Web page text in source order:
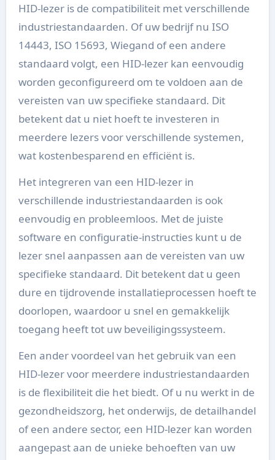
HID-lezer is de compatibiliteit met verschillende
industriestandaarden. Of uw bedrijf nu ISO
14443, ISO 15693, Wiegand of een andere
standaard volgt, een HID-lezer kan eenvoudig
worden geconfigureerd om te voldoen aan de
vereisten van uw specifieke standaard. Dit
betekent dat u niet hoeft te investeren in
meerdere lezers voor verschillende systemen,
wat kostenbesparend en efficiënt is.
Het integreren van een HID-lezer in
verschillende industriestandaarden is ook
eenvoudig en probleemloos. Met de juiste
software en configuratie-instructies kunt u de
lezer snel aanpassen aan de vereisten van uw
specifieke standaard. Dit betekent dat u geen
dure en tijdrovende installatieprocessen hoeft te
doorlopen, waardoor u snel en gemakkelijk
toegang heeft tot uw beveiligingssysteem.
Een ander voordeel van het gebruik van een
HID-lezer voor meerdere industriestandaarden
is de flexibiliteit die het biedt. Of u nu werkt in de
gezondheidszorg, het onderwijs, de detailhandel
of een andere sector, een HID-lezer kan worden
aangepast aan de unieke behoeften van uw